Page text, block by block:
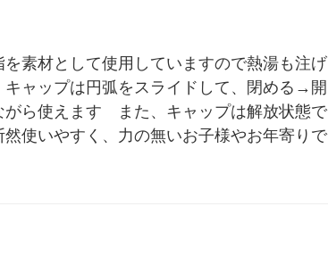
素材として使用していますので熱湯も注
ャップは円弧をスライドして、閉める→
ら使えます　また、キャップは解放状態
使いやすく、力の無いお子様やお年寄り